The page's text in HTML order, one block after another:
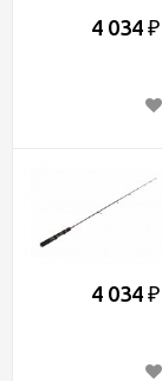
4 034 ₽
4 034 ₽